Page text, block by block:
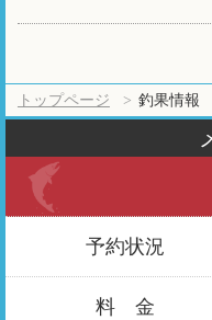
トップページ 釣果情報
予約状況
料 金